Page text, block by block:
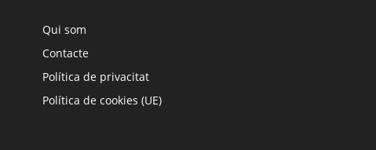
Qui som
Contacte
Política de privacitat
Política de cookies (UE)